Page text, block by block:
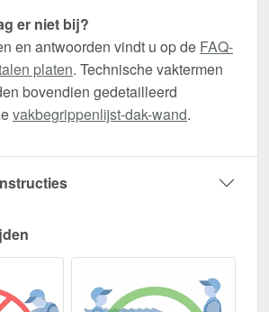
er niet bij?
en antwoorden vindt u op de FAQ-
platen. Technische vaktermen
bovendien gedetailleerd
vakbegrippenlijst-dak-wand.